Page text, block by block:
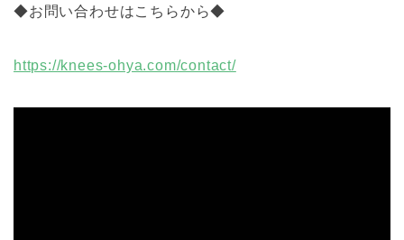
◆お問い合わせはこちらから◆
https://knees-ohya.com/contact/